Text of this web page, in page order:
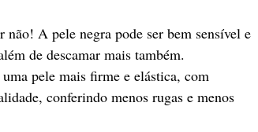
A pele negra pode ser bem sensível e
de descamar mais também.
pele mais firme e elástica, com
conferindo menos rugas e menos